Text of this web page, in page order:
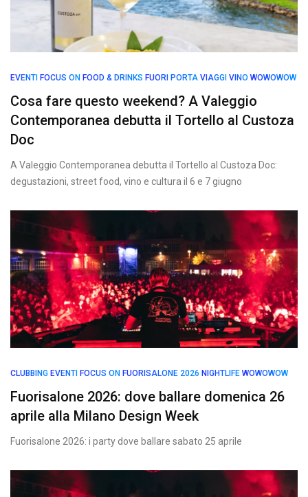
EVENTI FOCUS ON FOOD & DRINKS FUORI PORTA VIAGGI VINO WOWOWOW
Cosa fare questo weekend? A Valeggio
Contemporanea debutta il Tortello al Custoza
Doc
A Valeggio Contemporanea debutta il Tortello al Custoza Doc:
degustazioni, street food, vino e cultura il 6 e 7 giugno
CLUBBING EVENTI FOCUS ON FUORISALONE 2026 NIGHTLIFE WOWOWOW
Fuorisalone 2026: dove ballare domenica 26
aprile alla Milano Design Week
Fuorisalone 2026: i party dove ballare sabato 25 aprile